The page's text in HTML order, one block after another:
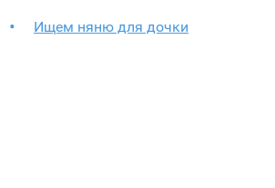
Ищем няню для дочки